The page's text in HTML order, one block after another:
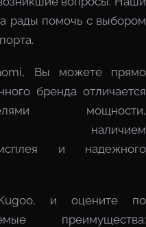
рады помочь с выбором
Вы можете прямо
бренда отличается
мощности,
наличием
и надежного
Kugoo, и оцените по
преимущества: